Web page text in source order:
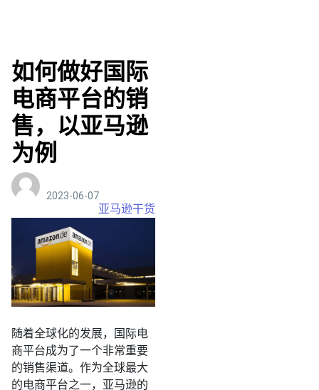
如何做好国际
电商平台的销
售，以亚马逊
为例
2023-06-07
亚马逊干货
随着全球化的发展，国际电
商平台成为了一个非常重要
的销售渠道。作为全球最大
的电商平台之一，亚马逊的